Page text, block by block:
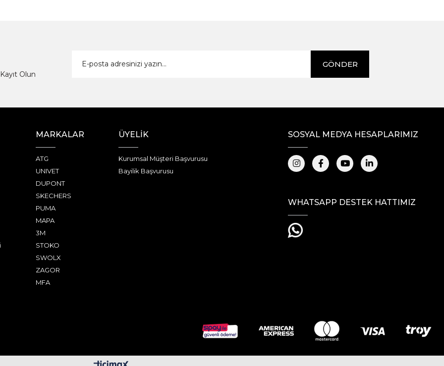
Olun
GÖNDER
MARKALAR
ATG
UNIVET
DUPONT
SKECHERS
PUMA
MAPA
3M
STOKO
SWOLX
ZAGOR
MFA
ÜYELİK
Kurumsal Müşteri Başvurusu
Bayilik Başvurusu
SOSYAL MEDYA HESAPLARIMIZ
WHATSAPP DESTEK HATTIMIZ